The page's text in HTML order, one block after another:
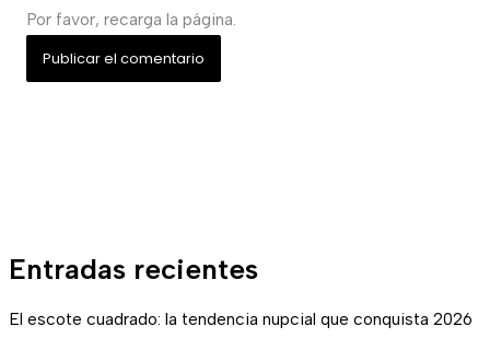
Entradas recientes
El escote cuadrado: la tendencia nupcial que conquista 2026
Por favor, recarga la página.